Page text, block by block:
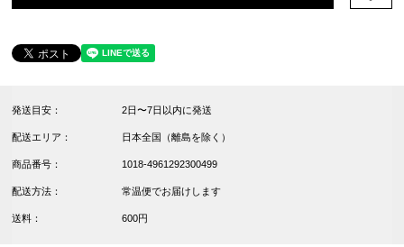
発送目安： 2日〜7日以内に発送
配送エリア： 日本全国（離島を除く）
商品番号： 1018-4961292300499
配送方法： 常温便でお届けします
送料： 600円